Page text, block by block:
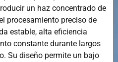
un haz concentrado de
procesamiento preciso de
estable, alta eficiencia
constante durante largos
Su diseño permite un bajo